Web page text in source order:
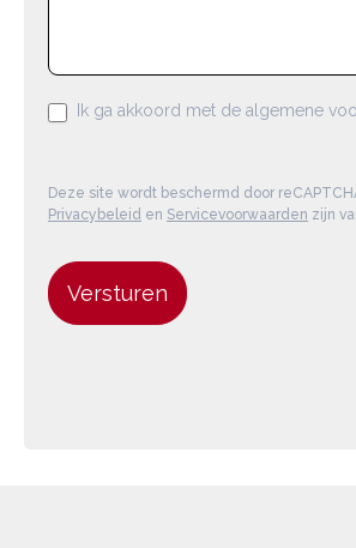
Ik ga akkoord met de algemene
Deze site wordt beschermd door
Privacybeleid en Servicevoorwaarden zijn
Versturen